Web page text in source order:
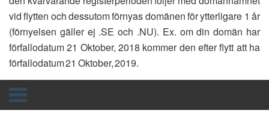
vid flytten och dessutom förnyas domänen för ytterligare 1 år
(förnyelsen gäller ej .SE och .NU). Ex. om din domän har
förfallodatum 21 Oktober, 2018 kommer den efter flytt att ha
förfallodatum 21 Oktober, 2019.